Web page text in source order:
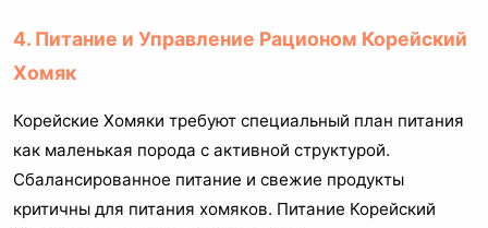
4. Питание и Управление Рационом Корейский
Хомяк
Корейские Хомяки требуют специальный план питания
как маленькая порода с активной структурой.
Сбалансированное питание и свежие продукты
критичны для питания хомяков. Питание Корейский